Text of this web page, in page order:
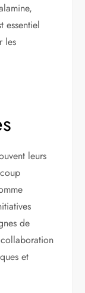
essentiel
les
leurs
de
et